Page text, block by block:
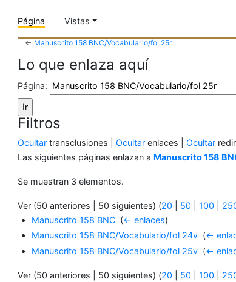
Página Vistas
← Manuscrito 158 BNC/Vocabulario/fol 25r
Lo que enlaza aquí
Página:
Filtros
Ocultar transclusiones | Ocultar enlaces | Ocultar
Las siguientes páginas enlazan a Manuscrito 158
Se muestran 3 elementos.
Ver (50 anteriores | 50 siguientes) (20 50 100
Manuscrito 158 BNC (← enlaces)
Manuscrito 158 BNC/Vocabulario/fol 24v (←
Manuscrito 158 BNC/Vocabulario/fol 25v (←
Ver (50 anteriores | 50 siguientes) (20 50 100